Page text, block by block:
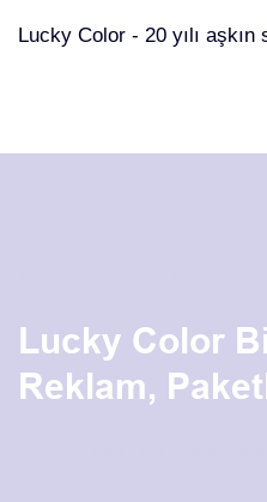
Lucky Color - 20 yılı
Lucky Color
Reklam,